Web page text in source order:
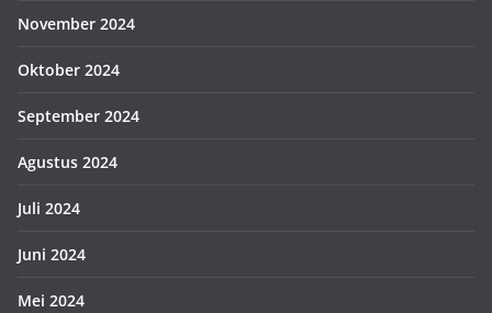
November 2024
Oktober 2024
September 2024
Agustus 2024
Juli 2024
Juni 2024
Mei 2024